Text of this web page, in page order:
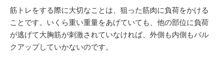
筋トレをする際に大切なことは、狙った筋肉に負荷をかける
ことです。いくら重い重量をあげていても、他の部位に負荷
が逃げて大胸筋が刺激されていなければ、外側も内側もバル
クアップしていかないのです。